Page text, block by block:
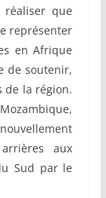
que
représenter
en Afrique
de soutenir,
de la région.
aux
Sud par le